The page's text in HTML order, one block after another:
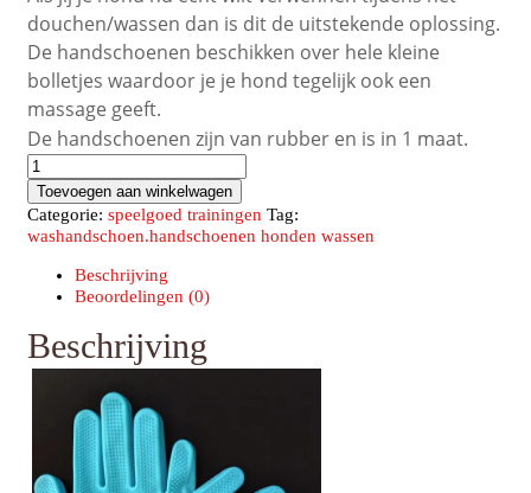
douchen/wassen dan is dit de uitstekende oplossing.
De handschoenen beschikken over hele kleine
bolletjes waardoor je je hond tegelijk ook een
massage geeft.
De handschoenen zijn van rubber en is in 1 maat.
was
handschoenen
honden
aantal
Toevoegen aan winkelwagen
Categorie: speelgoed trainingen Tag:
washandschoen.handschoenen honden wassen
Beschrijving
Beoordelingen (0)
Beschrijving